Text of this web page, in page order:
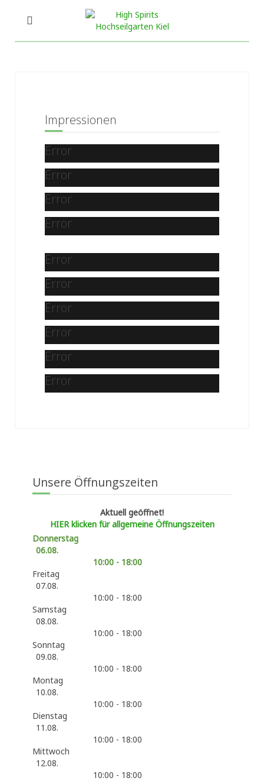
Impressionen
Error
Error
Error
Error
Error
Error
Error
Error
Error
Error
Unsere Öffnungszeiten
Aktuell geöffnet!
HIER klicken für allgemeine Öffnungszeiten
Donnerstag
06.08.
10:00 - 18:00
Freitag
07.08.
10:00 - 18:00
Samstag
08.08.
10:00 - 18:00
Sonntag
09.08.
10:00 - 18:00
Montag
10.08.
10:00 - 18:00
Dienstag
11.08.
10:00 - 18:00
Mittwoch
12.08.
10:00 - 18:00